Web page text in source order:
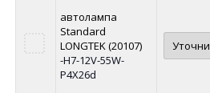
автолампа
Standard
LONGTEK (20107)
-H7-12V-55W-
P4X26d